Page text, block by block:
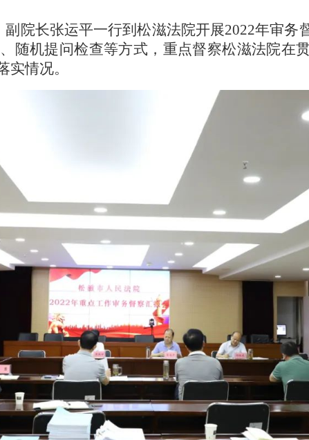
院长张运平一行到松滋法院开展2022年审务
随机提问检查等方式，重点督察松滋法院在
情况。